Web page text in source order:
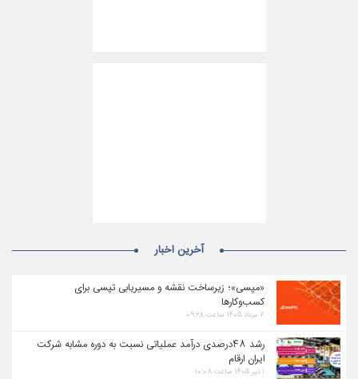
آخرین اخبار
«مپسی»؛ زیرساخت نقشه و مسیریابی تپسی برای
کسب‌وکارها
۷ مرداد ۱۴۰۵ ساعت ۰۹:۲۸
رشد ۴۸درصدی درآمد عملیاتی نسبت به دوره مشابه شرکت
ایران ارقام
۱ تیر ۱۴۰۵ ساعت ۱۰:۰۸